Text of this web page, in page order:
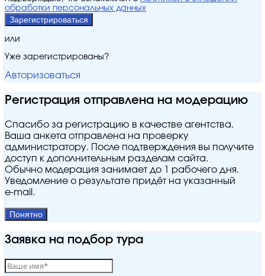
обработки персональных данных
Зарегистрироваться
или
Уже зарегистрированы?
Авторизоваться
Регистрация отправлена на модерацию
Спасибо за регистрацию в качестве агентства.
Ваша анкета отправлена на проверку
администратору. После подтверждения вы получите
доступ к дополнительным разделам сайта.
Обычно модерация занимает до 1 рабочего дня.
Уведомление о результате придёт на указанный
e‑mail.
Понятно
Заявка на подбор тура